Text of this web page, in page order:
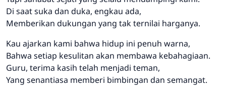
Di saat suka dan duka, engkau ada,
Memberikan dukungan yang tak ternilai harganya.
Kau ajarkan kami bahwa hidup ini penuh warna,
Bahwa setiap kesulitan akan membawa kebahagiaan.
Guru, terima kasih telah menjadi teman,
Yang senantiasa memberi bimbingan dan semangat.